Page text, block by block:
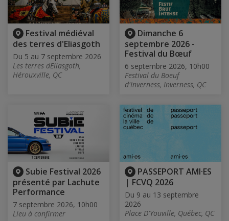
Festival médiéval
des terres d'Eliasgoth
Du 5 au 7 septembre 2026
Les terres dEliasgoth,
Hérouxville, QC
Dimanche 6
septembre 2026 -
Festival du Bœuf
6 septembre 2026, 10h00
Festival du Boeuf
d'Inverness, Inverness, QC
Subie Festival 2026
présenté par Lachute
Performance
7 septembre 2026, 10h00
Lieu à confirmer
PASSEPORT AMI·ES
| FCVQ 2026
Du 9 au 13 septembre
2026
Place D'Youville, Québec, QC